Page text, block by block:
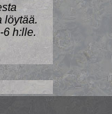
löytää.
6 h:lle.